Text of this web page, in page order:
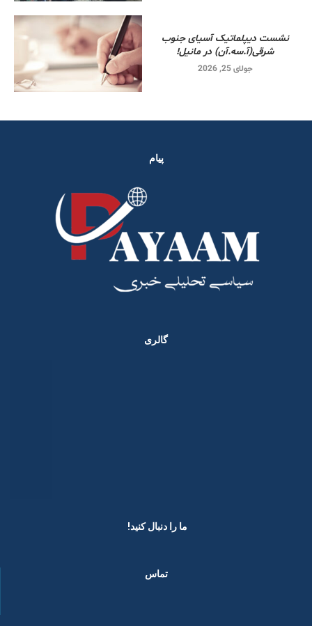
نشست دیپلماتیک آسیای جنوب
شرقی‌(آ.سه.آن) در مانیل!
جولای 25, 2026
پیام
گالری
ما را دنبال کنید! ​
تماس